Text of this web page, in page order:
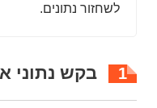
לשחזור נתונים.
1 בקש נתוני